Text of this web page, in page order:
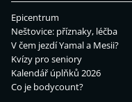
Epicentrum
Neštovice: příznaky, léčba
V čem jezdí Yamal a Mesii?
Kvízy pro seniory
Kalendář úplňků 2026
Co je bodycount?